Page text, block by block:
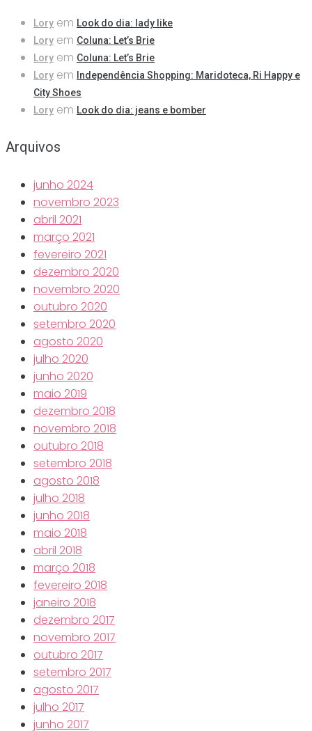
Lory em Look do dia: lady like
Lory em Coluna: Let’s Brie
Lory em Coluna: Let’s Brie
Lory em
Independência Shopping: Maridoteca, Ri Happy e
City Shoes
Lory em Look do dia: jeans e bomber
Arquivos
junho 2024
novembro 2023
abril 2021
março 2021
fevereiro 2021
dezembro 2020
novembro 2020
outubro 2020
setembro 2020
agosto 2020
julho 2020
junho 2020
maio 2019
dezembro 2018
novembro 2018
outubro 2018
setembro 2018
agosto 2018
julho 2018
junho 2018
maio 2018
abril 2018
março 2018
fevereiro 2018
janeiro 2018
dezembro 2017
novembro 2017
outubro 2017
setembro 2017
agosto 2017
julho 2017
junho 2017